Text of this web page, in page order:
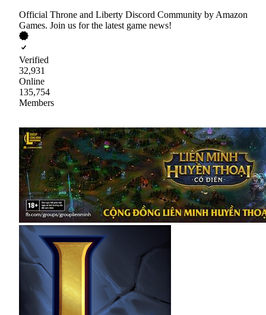
Official Throne and Liberty Discord Community by Amazon
Games. Join us for the latest game news!
Verified
32,931
Online
135,754
Members